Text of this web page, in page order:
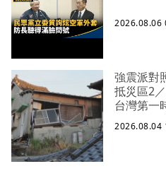
2026.08.06
強震派對
抵災區2
台灣第一
2026.08.04